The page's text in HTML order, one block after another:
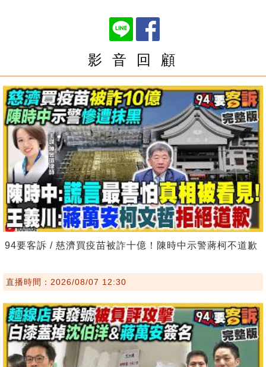
影 音 回 顧
94要客訴 / 慈濟買疫苗被詐十億！陳時中示警蔣柯不道歉
直播時間：2026/08/07 12:30